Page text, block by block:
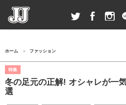
ホーム ファッション
特集
冬の足元の正解! オシャレが一
選